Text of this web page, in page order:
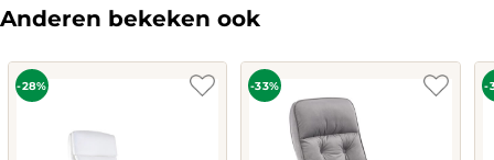
Anderen bekeken ook
-28% -33% -